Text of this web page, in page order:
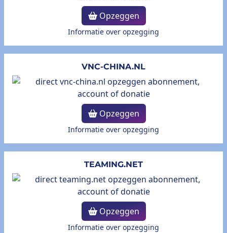
Opzeggen
Informatie over opzegging
VNC-CHINA.NL
Opzeggen
Informatie over opzegging
TEAMING.NET
Opzeggen
Informatie over opzegging